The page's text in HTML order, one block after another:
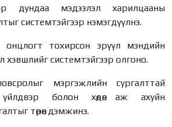
дундаа мэдээлэл харилцааны
системтэйгээр нэмэгдүүлнэ.
онцлогт тохирсон эрүүл мэндийн
хэвшлийг системтэйгээр олгоно.
мэргэжлийн сургалттай
болон хөдөө аж ахуйн
төрөөс дэмжинэ.